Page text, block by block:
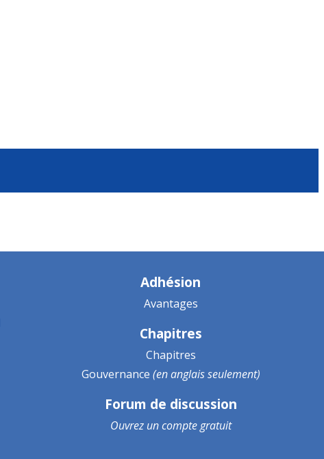
Adhésion
Avantages
Chapitres
Chapitres
Gouvernance (en anglais seulement)
Forum de discussion
Ouvrez uncompte gratuit